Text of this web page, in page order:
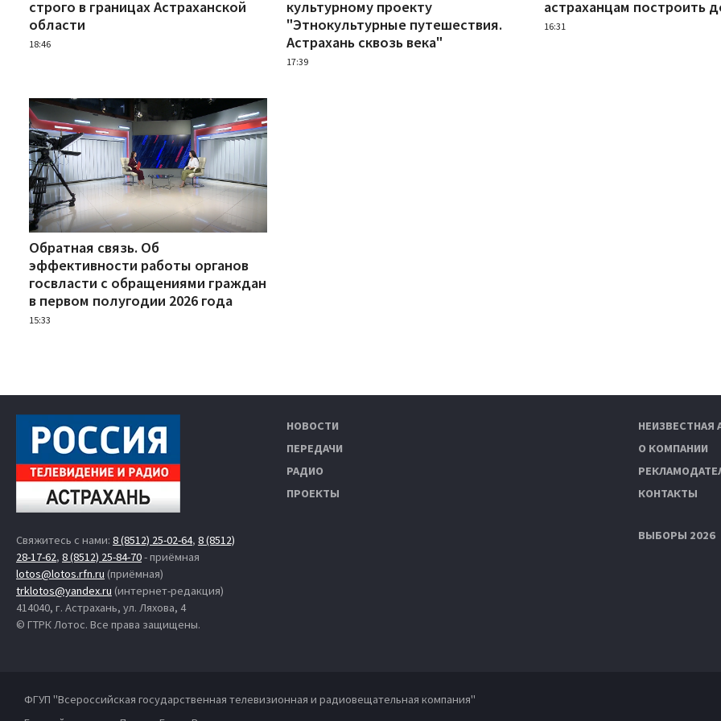
строго в границах Астраханской
области
18:46
культурному проекту
"Этнокультурные путешествия.
Астрахань сквозь века"
17:39
астраханцам построить
16:31
Обратная связь. Об
эффективности работы органов
госвласти с обращениями граждан
в первом полугодии 2026 года
15:33
Свяжитесь с нами: 8 (8512) 25-02-64, 8 (8512)
28-17-62, 8 (8512) 25-84-70- приёмная
lotos@lotos.rfn.ru (приёмная)
trklotos@yandex.ru (интернет-редакция)
414040, г. Астрахань, ул. Ляхова, 4
© ГТРК Лотос. Все права защищены.
НОВОСТИ
ПЕРЕДАЧИ
РАДИО
ПРОЕКТЫ
НЕИЗВЕСТНАЯ
О КОМПАНИИ
КОНТАКТЫ
ВЫБОРЫ 2026
ФГУП "Всероссийская государственная телевизионная и радиовещательная компания"